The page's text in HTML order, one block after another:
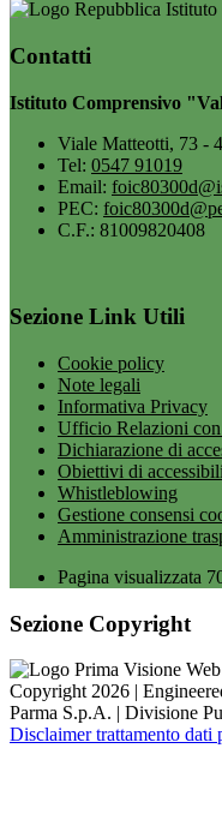
Istituto
Contatti
Istituto Comprensivo
Viale Matteotti, 73 -
Tel: 0547 91019
Email:
PEC:
C.F.: 81009820408
Sezione Link Utili
Cookie policy
Note legali
Informativa Privacy
Ufficio Relazioni
Dichiarazione di
Obiettivi di
Whistleblowing
Gestione consensi
Amministrazione
Pagina visualizzata
Sezione Copyright
Copyright 2026 |
Parma S.p.A. | Divisione
Disclaimer trattamento dati